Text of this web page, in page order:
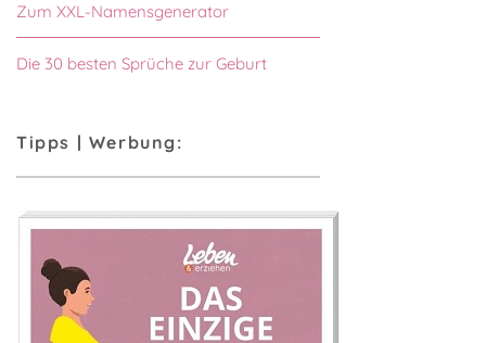
Zum XXL-Namensgenerator
Die 30 besten Sprüche zur Geburt
Tipps | Werbung: